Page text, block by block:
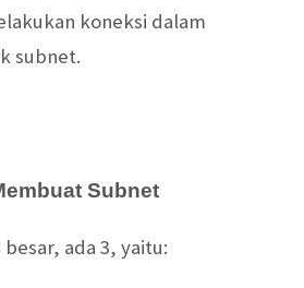
koneksi dalam
subnet.
Subnet
besar, ada 3, yaitu: